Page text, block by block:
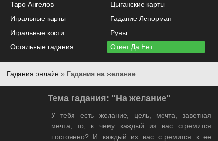
Таро Ангелов
Цыганские карты
Игральные карты
Гадание Ленорман
Игральные кости
Руны
Остальные гадания
Ответ Да Нет
Гадания онлайн » Гадания на желание
Тема гадания: "На желание"
У тебя есть желание, цель, мечта, заветная
мечта, то, к чему каждый из нас стремится
постоянно? И каждый из нас стремится к ее